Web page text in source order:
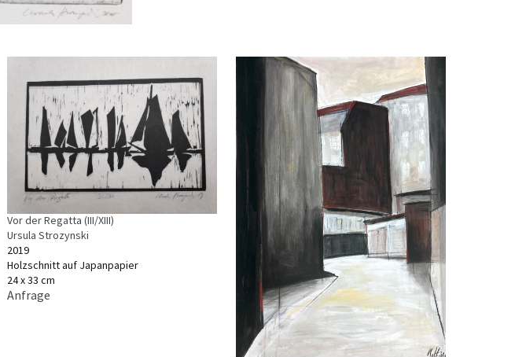
Vor der Regatta (III/XIII)
Ursula Strozynski
2019
Holzschnitt auf Japanpapier
24 x 33 cm
Anfrage